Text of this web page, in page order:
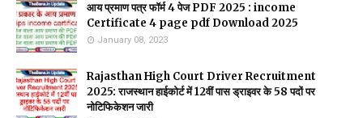
आय प्रमाण पत्र फॉर्म 4 पेज PDF 2025 : income
Certificate 4 page pdf Download 2025
January 08, 2023
Rajasthan High Court Driver Recruitment
2025: राजस्थान हाईकोर्ट में 12वीं पास ड्राइवर के 58 पदों पर
नोटिफिकेशन जारी